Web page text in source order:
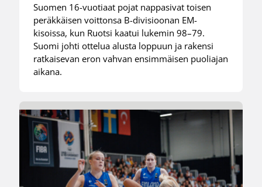
Suomen 16-vuotiaat pojat nappasivat toisen
peräkkäisen voittonsa B-divisioonan EM-
kisoissa, kun Ruotsi kaatui lukemin 98–79.
Suomi johti ottelua alusta loppuun ja rakensi
ratkaisevan eron vahvan ensimmäisen puoliajan
aikana.